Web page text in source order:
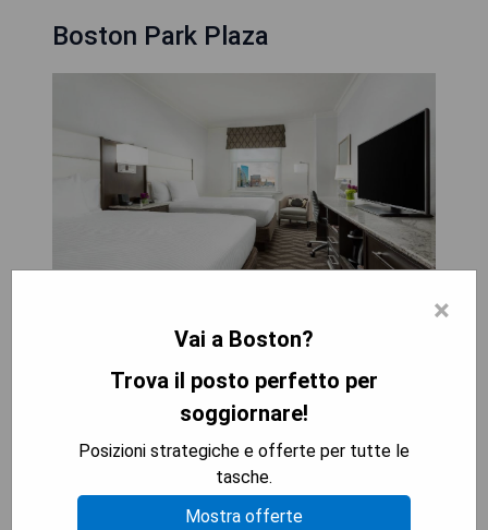
Boston Park Plaza
befindet sich im Theaterviertel von Boston, nur
140 Meter vom Boston Public Garden, 350 Meter
vom Boston Common und 450 Meter vom John
Hancock Tower entfernt. Die Gäste können das
hoteleigene Restaurant genießen.
×
Vai a Boston?
Trova il posto perfetto per
soggiornare!
Posizioni strategiche e offerte per tutte le
tasche.
Mostra offerte